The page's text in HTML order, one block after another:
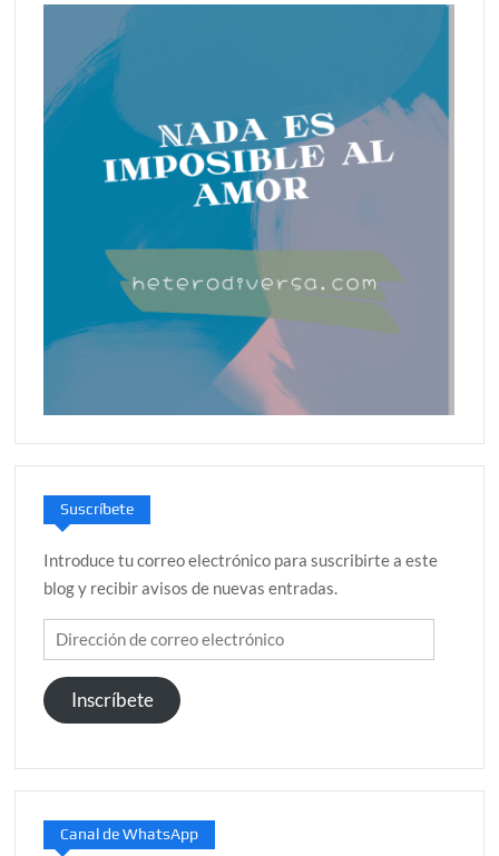
Suscríbete
Introduce tu correo electrónico para suscribirte a este
blog y recibir avisos de nuevas entradas.
Dirección
de
correo
electrónico
Inscríbete
Canal de WhatsApp